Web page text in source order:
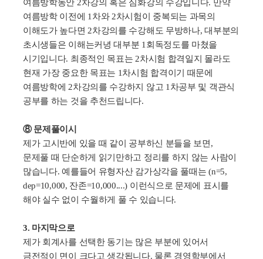
여름방학동안 2차강의 혹은 심화강의 수강입니다. 만약
여름방학 이전에 1 차와2차시험이 중복되는 과목의
이해도가 높다면 2차강의를 수강해도 무방하나,대부분의
초시생들은 이해는커녕 대부분 1 회독정도를 마쳤을
시기입니다. 최종적인 목표는 2차시험 합격일지 몰라도
현재 가장 중요한 목표는 1차시험 합격이기 때문에
여름방학에 2차강의를 수강하지 않고 1 차공부 및 객관식
공부를 하는 것을 추천드립니다.
⑧ 문제풀이시
제가 고시반에 있을 때 같이 공부하신 분들을 보면 ,
문제풀 때 단순하게 읽기만하고 정리를 하지 않는 사람이
많습니다. 예를들어 유형자산 감가상각을 풀때는 (n=5,
dep=10,000, 잔존=10,000....) 이런식으로 문제에 표시를
해야 실수 없이 수월하게 풀 수 있습니다.
3. 마지막으로
제가 회계사를 선택한 동기는 많은 부분에 있어서
금전적이 면이 크다고 생각됩니다. 물론 경영학부에서